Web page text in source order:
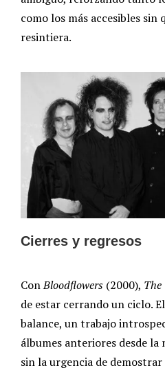
como los más accesibles sin
resintiera.
Cierres y regresos
ConBloodflowers (2000), The
de estar cerrando un ciclo.
balance, un trabajo
álbumes anteriores desde la
sin la urgencia de demostrar